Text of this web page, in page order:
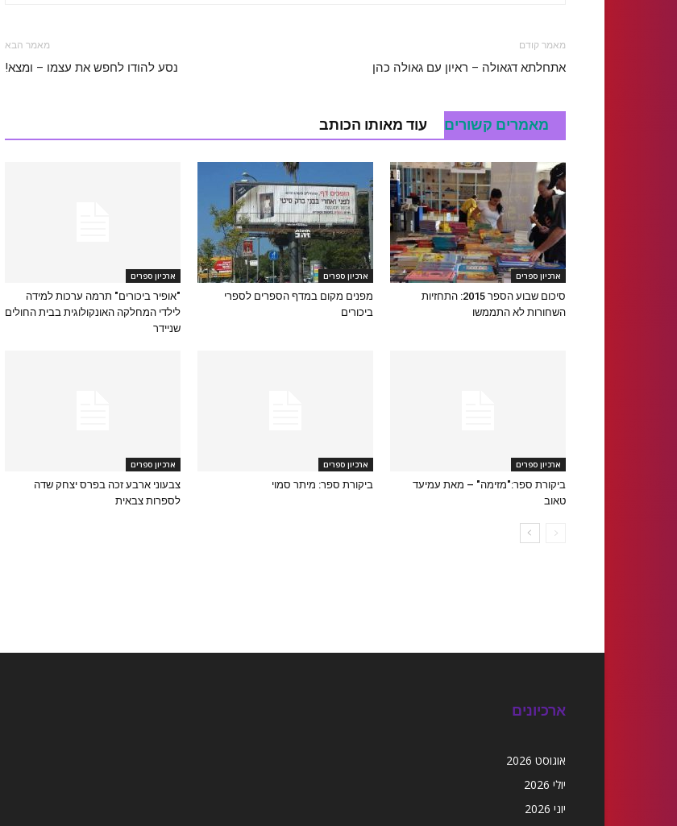
מאמר קודם
אתחלתא דגאולה – ראיון עם גאולה כהן
מאמר הבא
נסע להודו לחפש את עצמו – ומצא!
מאמרים קשורים עוד מאותו הכותב
ארכיון ספרים
סיכום שבוע הספר 2015: התחזיות
השחורות לא התממשו
ארכיון ספרים
מפנים מקום במדף הספרים לספרי
ביכורים
ארכיון ספרים
"אופיר ביכורים" תרמה ערכות למידה
לילדי המחלקה האונקולוגית בבית החולים
שניידר
ארכיון ספרים
ביקורת ספר:"מזימה" – מאת עמיעד
טאוב
ארכיון ספרים
ביקורת ספר: מיתר סמוי
ארכיון ספרים
צבעוני ארבע זכה בפרס יצחק שדה
לספרות צבאית
ארכיונים
אוגוסט 2026
יולי 2026
יוני 2026